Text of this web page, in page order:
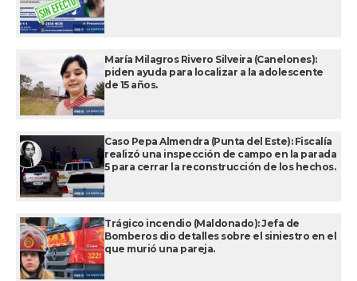
María Milagros Rivero Silveira (Canelones):
piden ayuda para localizar a la adolescente
de 15 años.
Caso Pepa Almendra (Punta del Este): Fiscalía
realizó una inspección de campo en la parada
5 para cerrar la reconstrucción de los hechos.
Trágico incendio (Maldonado): Jefa de
Bomberos dio detalles sobre el siniestro en el
que murió una pareja.